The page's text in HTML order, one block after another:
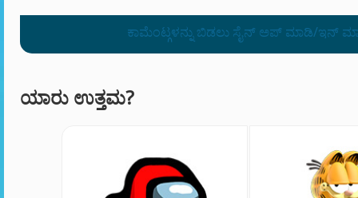
ಕಾಮೆಂಟ್ಗಳನ್ನು ಬಿಡಲು ಸೈನ್ ಅಪ್ ಮಾಡಿ/ಇನ್
ಯಾರು ಉತ್ತಮ?